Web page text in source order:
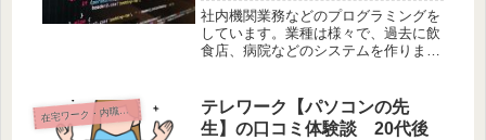
社内機関業務などのプログラミングを
しています。業種は様々で、過去に飲
食店、病院などのシステムを作りまし
システムでした。数人のグループでや
っています。
在宅ワーク・内職・リモート
テレワーク【パソコンの先
生】の口コミ体験談 20代後